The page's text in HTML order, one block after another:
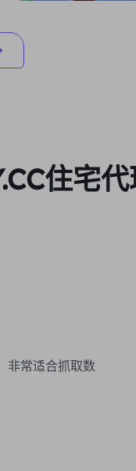
住宅代
非常适合抓取数